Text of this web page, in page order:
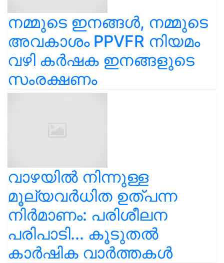
നമ്മുടെ ഇനങ്ങൾ, നമ്മുടെ
അവകാശം PPVFR നിയമം
വഴി കർഷക ഇനങ്ങളുടെ
സംരക്ഷണം
വാഴയിൽ നിന്നുള്ള
മൂല്യവർധിത ഉത്പന്ന
നിർമാണം: പരിശീലന
പരിപാടി... കൂടുതൽ
കാർഷിക വാർത്തകൾ